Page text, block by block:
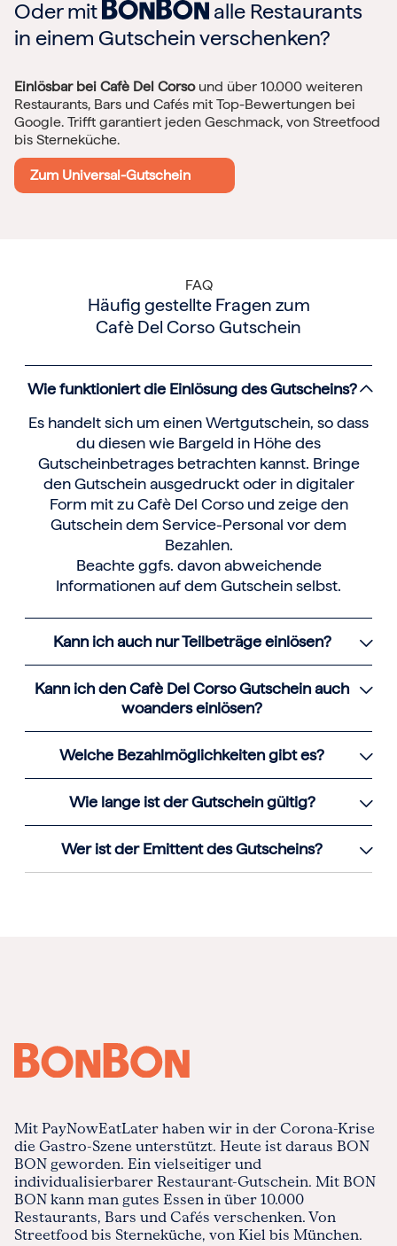
Oder mit
alle Restaurants
in einem Gutschein verschenken?
Einlösbar bei Cafè Del Corsound über 10.000 weiteren
Restaurants, Bars und Cafés mit Top-Bewertungen bei
Google. Trifft garantiert jeden Geschmack, von Streetfood
bis Sterneküche.
Zum Universal-Gutschein
FAQ
Häufig gestellte Fragen zum
Cafè Del Corso Gutschein
Wie funktioniert die Einlösung des Gutscheins?
Es handelt sich um einen Wertgutschein, so dass
du diesen wie Bargeld in Höhe des
Gutscheinbetrages betrachten kannst. Bringe
den Gutschein ausgedruckt oder in digitaler
Form mit zu Cafè Del Corso und zeige den
Gutschein dem Service-Personal vor dem
Bezahlen.
Beachte ggfs. davon abweichende
Informationen auf dem Gutschein selbst.
Kann ich auch nur Teilbeträge einlösen?
Kann ich den Cafè Del Corso Gutschein auch
woanders einlösen?
Welche Bezahlmöglichkeiten gibt es?
Wie lange ist der Gutschein gültig?
Wer ist der Emittent des Gutscheins?
Mit PayNowEatLater haben wir in der Corona-Krise
die Gastro-Szene unterstützt. Heute ist daraus BON
BON geworden. Ein vielseitiger und
individualisierbarer Restaurant-Gutschein. Mit BON
BON kann man gutes Essen in über 10.000
Restaurants, Bars und Cafés verschenken. Von
Streetfood bis Sterneküche, von Kiel bis München.